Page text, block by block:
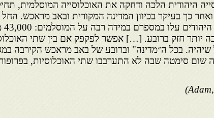
היהודית הלכה ודחקה את האוכלוסייה המוסלמית,
יותר חזק ברובע. […] אפשר לפקפק אם בין שתי
שיהיה. בכל ה״מדינה" וברובע של באב מראכש הקירבה
שום סימטה שבה לא התערבבו שתי האוכלוסיות,